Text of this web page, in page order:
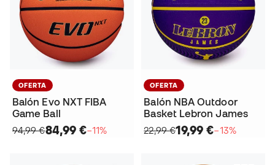
OFERTA
Balón Evo NXT FIBA
Game Ball
94,99 €84,99 €−11%
OFERTA
Balón NBA Outdoor
Basket Lebron James
22,99 €19,99 €−13%